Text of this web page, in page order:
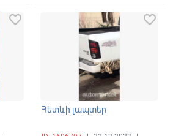
favorite_border
Հետևի լապտեր
favorite_border